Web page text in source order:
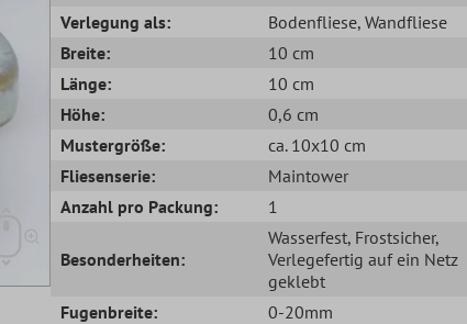
Verlegung als:
Bodenfliese, Wandfliese
Breite:
10 cm
Länge:
10 cm
Höhe:
0,6 cm
Mustergröße:
ca. 10x10 cm
Fliesenserie:
Maintower
Anzahl pro Packung:
1
Besonderheiten:
Wasserfest, Frostsicher,
Verlegefertig auf ein Netz
geklebt
Fugenbreite:
0-20mm